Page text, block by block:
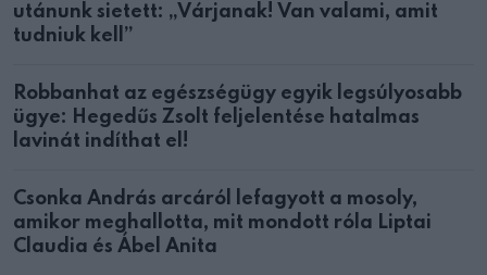
utánunk sietett: „Várjanak! Van valami, amit
tudniuk kell”
Robbanhat az egészségügy egyik legsúlyosabb
ügye: Hegedűs Zsolt feljelentése hatalmas
lavinát indíthat el!
Csonka András arcáról lefagyott a mosoly,
amikor meghallotta, mit mondott róla Liptai
Claudia és Ábel Anita